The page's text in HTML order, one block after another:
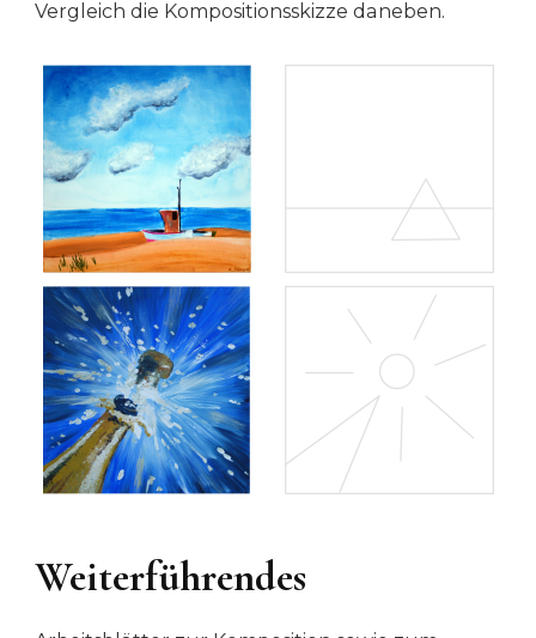
Vergleich die Kompositionsskizze daneben.
Weiterführendes